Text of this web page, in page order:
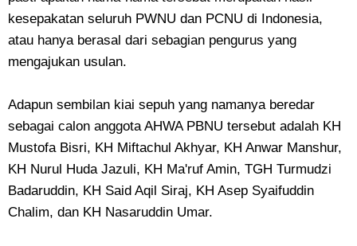
kesepakatan seluruh PWNU dan PCNU di Indonesia,
atau hanya berasal dari sebagian pengurus yang
mengajukan usulan.
Adapun sembilan kiai sepuh yang namanya beredar
sebagai calon anggota AHWA PBNU tersebut adalah KH
Mustofa Bisri, KH Miftachul Akhyar, KH Anwar Manshur,
KH Nurul Huda Jazuli, KH Ma'ruf Amin, TGH Turmudzi
Badaruddin, KH Said Aqil Siraj, KH Asep Syaifuddin
Chalim, dan KH Nasaruddin Umar.